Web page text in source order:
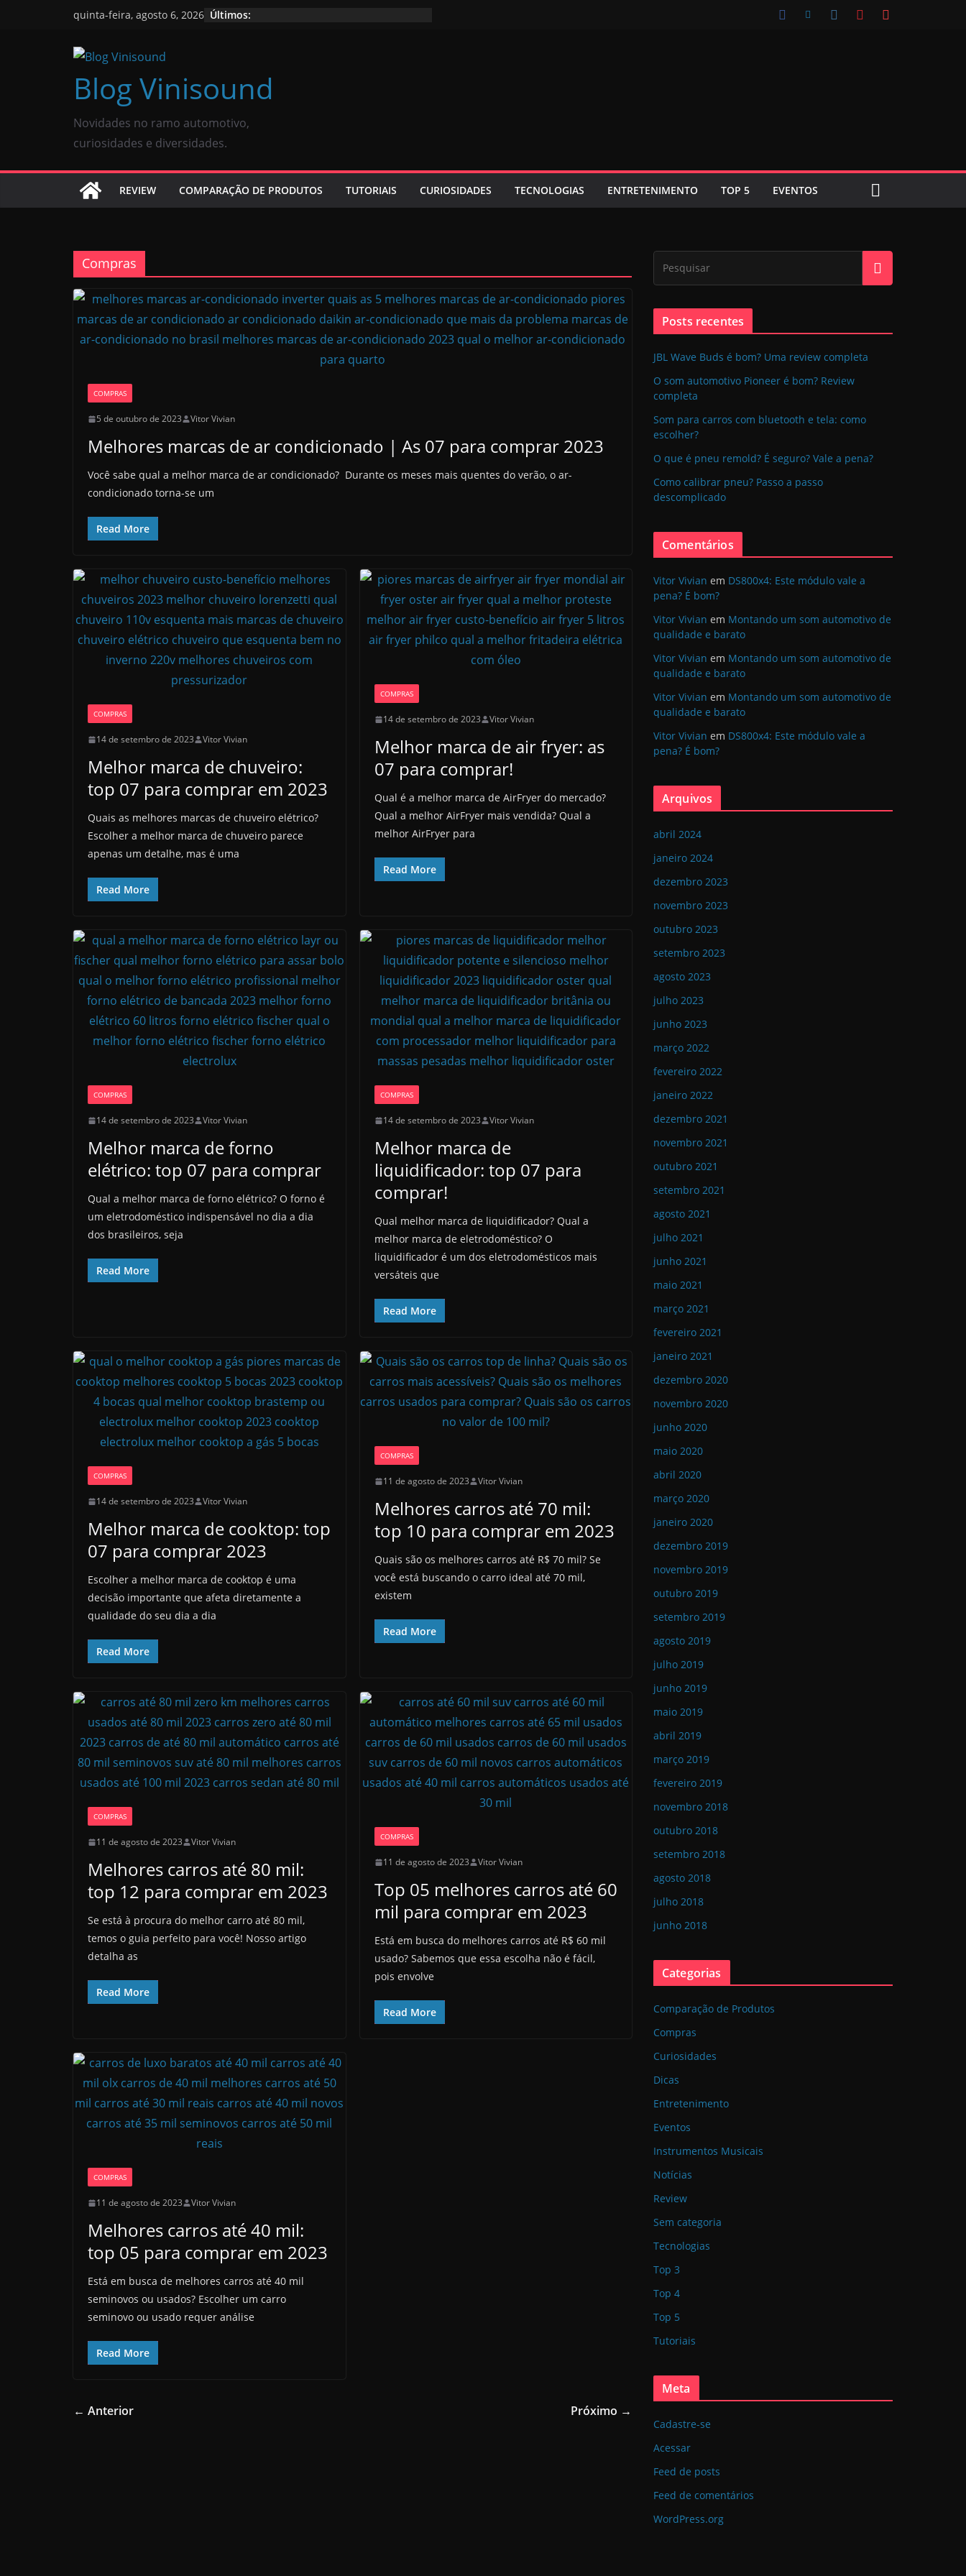
quinta-feira, agosto 6, 2026 Últimos:
Blog Vinisound
Novidades no ramo automotivo,
curiosidades e diversidades.
REVIEW COMPARAÇÃO DE PRODUTOS TUTORIAIS CURIOSIDADES TECNOLOGIAS ENTRETENIMENTO TOP 5 EVENTOS
Compras
COMPRAS
5 de outubro de 2023 Vitor Vivian
Melhores marcas de ar condicionado | As 07 para comprar 2023
Você sabe qual a melhor marca de ar condicionado? Durante os meses mais quentes do verão, o ar-
condicionado torna-se um
Read More
COMPRAS
14 de setembro de 2023 Vitor Vivian
Melhor marca de chuveiro:
top 07 para comprar em 2023
Quais as melhores marcas de chuveiro elétrico?
Escolher a melhor marca de chuveiro parece
apenas um detalhe, mas é uma
Read More
COMPRAS
14 de setembro de 2023 Vitor Vivian
Melhor marca de air fryer: as
07 para comprar!
Qual é a melhor marca de AirFryer do mercado?
Qual a melhor AirFryer mais vendida? Qual a
melhor AirFryer para
Read More
COMPRAS
14 de setembro de 2023 Vitor Vivian
Melhor marca de forno
elétrico: top 07 para comprar
Qual a melhor marca de forno elétrico? O forno é
um eletrodoméstico indispensável no dia a dia
dos brasileiros, seja
Read More
COMPRAS
14 de setembro de 2023 Vitor Vivian
Melhor marca de
liquidificador: top 07 para
comprar!
Qual melhor marca de liquidificador? Qual a
melhor marca de eletrodoméstico? O
liquidificador é um dos eletrodomésticos mais
versáteis que
Read More
COMPRAS
14 de setembro de 2023 Vitor Vivian
Melhor marca de cooktop: top
07 para comprar 2023
Escolher a melhor marca de cooktop é uma
decisão importante que afeta diretamente a
qualidade do seu dia a dia
Read More
COMPRAS
11 de agosto de 2023 Vitor Vivian
Melhores carros até 70 mil:
top 10 para comprar em 2023
Quais são os melhores carros até R$ 70 mil? Se
você está buscando o carro ideal até 70 mil,
existem
Read More
COMPRAS
11 de agosto de 2023 Vitor Vivian
Melhores carros até 80 mil:
top 12 para comprar em 2023
Se está à procura do melhor carro até 80 mil,
temos o guia perfeito para você! Nosso artigo
detalha as
Read More
COMPRAS
11 de agosto de 2023 Vitor Vivian
Top 05 melhores carros até 60
mil para comprar em 2023
Está em busca do melhores carros até R$ 60 mil
usado? Sabemos que essa escolha não é fácil,
pois envolve
Read More
COMPRAS
11 de agosto de 2023 Vitor Vivian
Melhores carros até 40 mil:
top 05 para comprar em 2023
Está em busca de melhores carros até 40 mil
seminovos ou usados? Escolher um carro
seminovo ou usado requer análise
Read More
← Anterior Próximo →
Posts recentes
JBL Wave Buds é bom? Uma review completa
O som automotivo Pioneer é bom? Review
completa
Som para carros com bluetooth e tela: como
escolher?
O que é pneu remold? É seguro? Vale a pena?
Como calibrar pneu? Passo a passo
descomplicado
Comentários
Vitor Vivian em DS800x4: Este módulo vale a
pena? É bom?
Vitor Vivian em Montando um som automotivo de
qualidade e barato
Vitor Vivian em Montando um som automotivo de
qualidade e barato
Vitor Vivian em Montando um som automotivo de
qualidade e barato
Vitor Vivian em DS800x4: Este módulo vale a
pena? É bom?
Arquivos
abril 2024
janeiro 2024
dezembro 2023
novembro 2023
outubro 2023
setembro 2023
agosto 2023
julho 2023
junho 2023
março 2022
fevereiro 2022
janeiro 2022
dezembro 2021
novembro 2021
outubro 2021
setembro 2021
agosto 2021
julho 2021
junho 2021
maio 2021
março 2021
fevereiro 2021
janeiro 2021
dezembro 2020
novembro 2020
junho 2020
maio 2020
abril 2020
março 2020
janeiro 2020
dezembro 2019
novembro 2019
outubro 2019
setembro 2019
agosto 2019
julho 2019
junho 2019
maio 2019
abril 2019
março 2019
fevereiro 2019
novembro 2018
outubro 2018
setembro 2018
agosto 2018
julho 2018
junho 2018
Categorias
Comparação de Produtos
Compras
Curiosidades
Dicas
Entretenimento
Eventos
Instrumentos Musicais
Notícias
Review
Sem categoria
Tecnologias
Top 3
Top 4
Top 5
Tutoriais
Meta
Cadastre-se
Acessar
Feed de posts
Feed de comentários
WordPress.org